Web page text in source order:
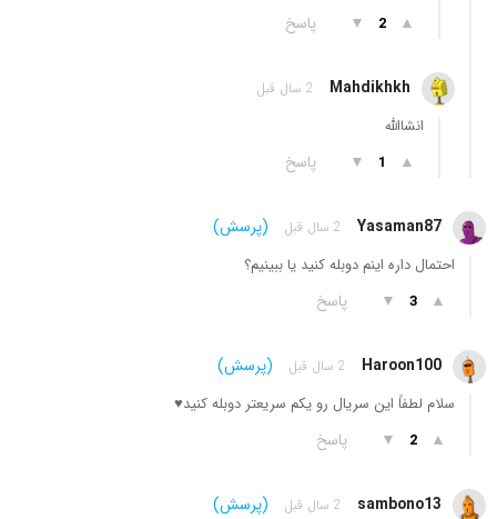
▲
2
▼ پاسخ
Mahdikhkh 2 سال قبل
انشاالله
▲
1
▼ پاسخ
Yasaman87 2 سال قبل (پرسش)
احتمال داره اینم دوبله کنید یا ببینیم؟
▲
3
▼ پاسخ
Haroon100 2 سال قبل (پرسش)
سلام لطفاً این سریال رو یکم سریعتر دوبله کنید♥️
▲
2
▼ پاسخ
sambono13 2 سال قبل (پرسش)